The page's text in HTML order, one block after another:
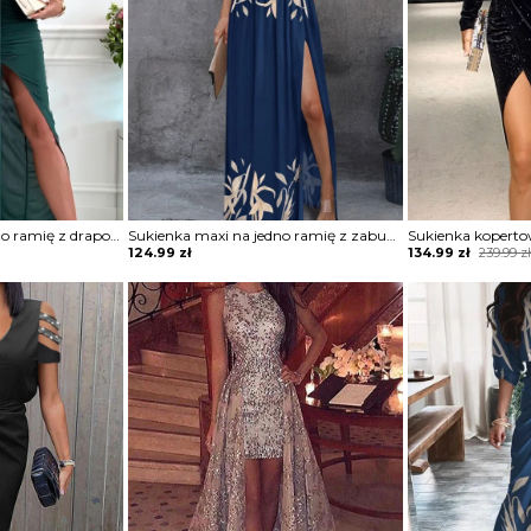
Sukienka maxi na jedno ramię z drapowaniem Sukienka maxi na jedno ramię z zabudowanym dekoltem
124.99 zł 239.99zł
Original
was:
239.99 zł.
134.99 zł
Current
is:
134.99 zł.